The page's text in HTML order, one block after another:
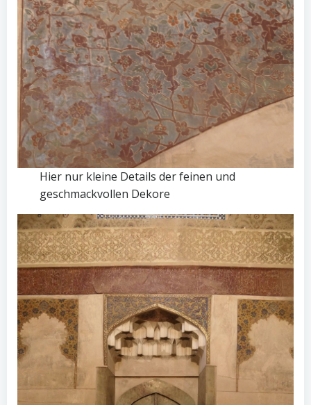
Hier nur kleine Details der feinen und
geschmackvollen Dekore